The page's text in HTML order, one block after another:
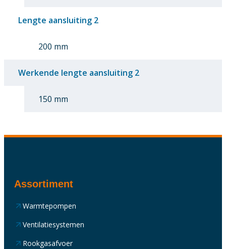
Lengte aansluiting 2
200 mm
Werkende lengte aansluiting 2
150 mm
Assortiment
Warmtepompen
Ventilatiesystemen
Rookgasafvoer